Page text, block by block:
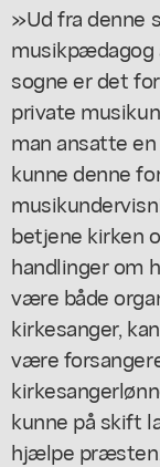
»Ud fra denne
musikpædagog
sogne er det
private
man ansatte
kunne denne
betjene kirken
handlinger om
være både
kirkesanger,
være
kunne på skift
hjælpe